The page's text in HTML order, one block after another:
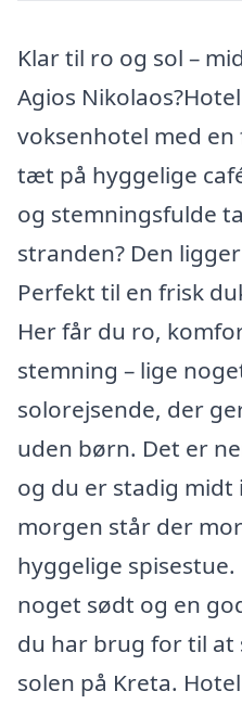
Klar til ro og sol –
Agios
voksenhotel med
tæt på hyggelige
og stemningsfulde
stranden? Den
Perfekt til en frisk
Her får du ro,
stemning – lige
solorejsende, der
uden børn. Det er
og du er stadig midt
morgen står der
hyggelige
noget sødt og en
du har brug for til
solen på Kreta.